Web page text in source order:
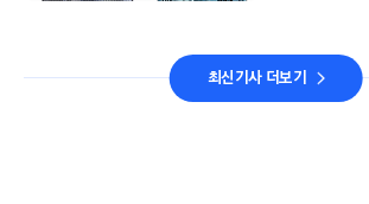
최신기사 더보기